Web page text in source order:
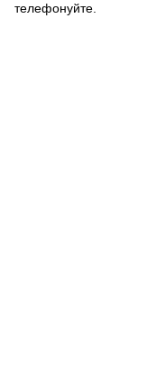
телефонуйте.